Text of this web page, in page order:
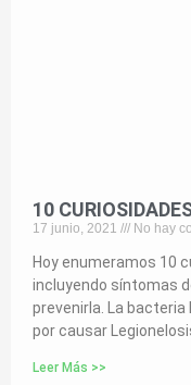
10
17 junio, 2021 No hay
Hoy enumeramos 10
incluyendo síntomas
prevenirla. La
por causar
Leer Más >>